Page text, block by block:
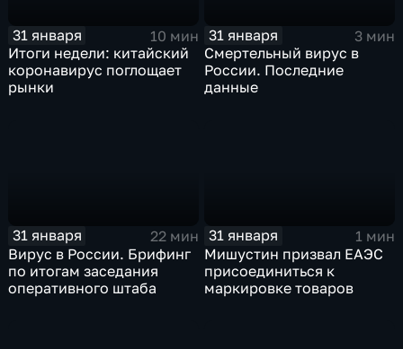
31 января
10 мин
Итоги недели: китайский
коронавирус поглощает
рынки
31 января
3 мин
Смертельный вирус в
России. Последние
данные
31 января
22 мин
Вирус в России. Брифинг
по итогам заседания
оперативного штаба
31 января
1 мин
Мишустин призвал ЕАЭС
присоединиться к
маркировке товаров